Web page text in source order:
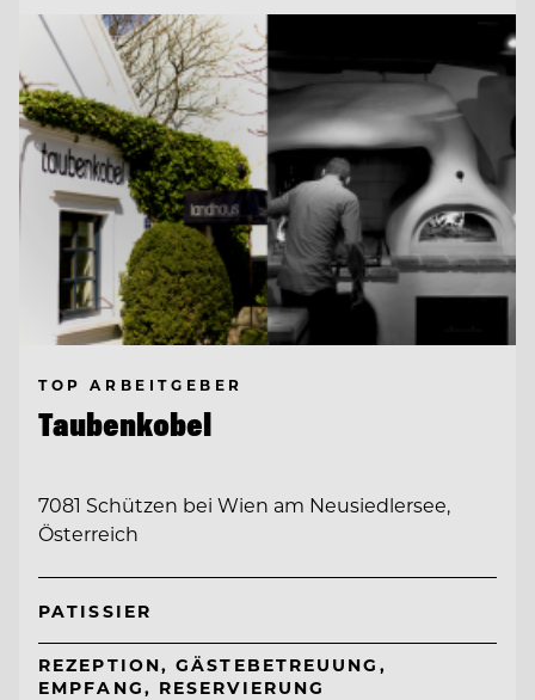
TOP ARBEITGEBER
Taubenkobel
7081 Schützen bei Wien am Neusiedlersee,
Österreich
PATISSIER
REZEPTION, GÄSTEBETREUUNG,
EMPFANG, RESERVIERUNG